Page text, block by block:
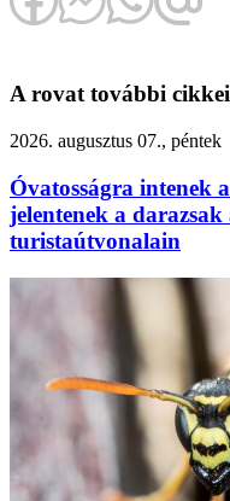
A rovat további cikkei
2026. augusztus 07., péntek
Óvatosságra intenek
jelentenek a darazsak
turistaútvonalain